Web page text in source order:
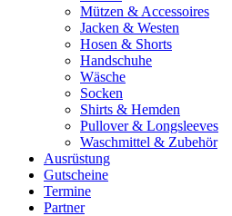
Mützen & Accessoires
Jacken & Westen
Hosen & Shorts
Handschuhe
Wäsche
Socken
Shirts & Hemden
Pullover & Longsleeves
Waschmittel & Zubehör
Ausrüstung
Gutscheine
Termine
Partner